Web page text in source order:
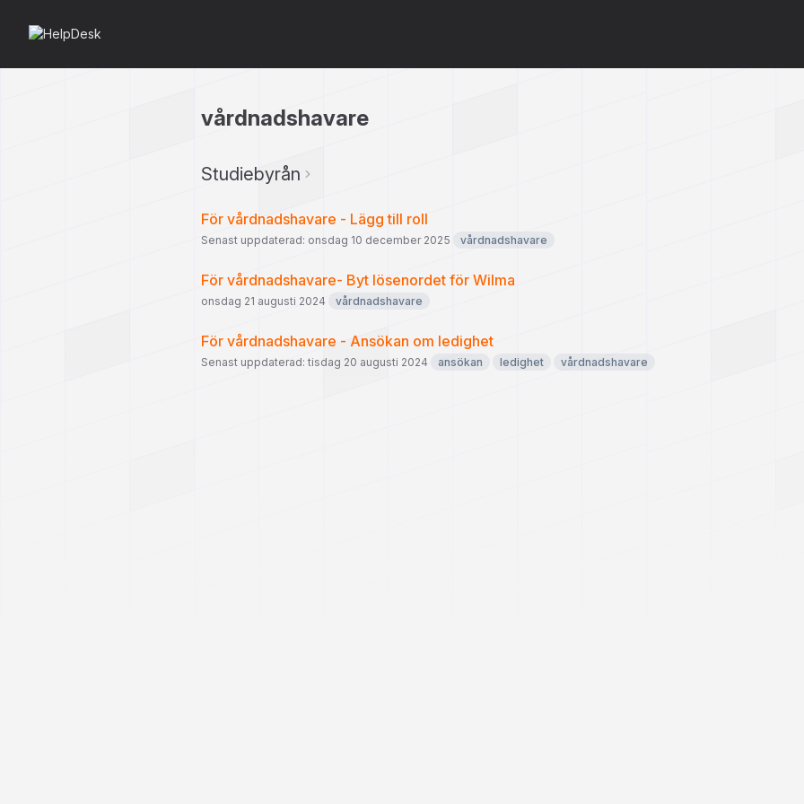
vårdnadshavare
Studiebyrån
För vårdnadshavare - Lägg till roll
Senast uppdaterad: onsdag 10 december 2025 vårdnadshavare
För vårdnadshavare- Byt lösenordet för Wilma
onsdag 21 augusti 2024 vårdnadshavare
För vårdnadshavare - Ansökan om ledighet
Senast uppdaterad: tisdag 20 augusti 2024 ansökan ledighet vårdnadshavare